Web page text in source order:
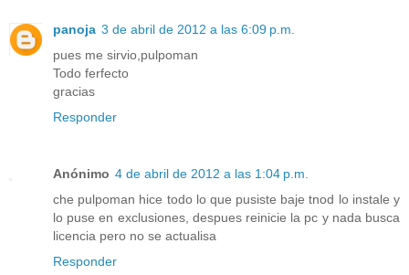
panoja 3 de abril de 2012 a las 6:09 p.m.
pues me sirvio,pulpoman
Todo ferfecto
gracias
Responder
Anónimo 4 de abril de 2012 a las 1:04 p.m.
che pulpoman hice todo lo que pusiste baje tnod lo instale y
lo puse en exclusiones, despues reinicie la pc y nada busca
licencia pero no se actualisa
Responder